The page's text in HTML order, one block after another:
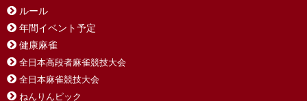
ルール
年間イベント予定
健康麻雀
全日本高段者麻雀競技大会
全日本麻雀競技大会
ねんりんピック